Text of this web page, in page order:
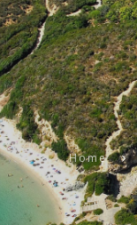
Home